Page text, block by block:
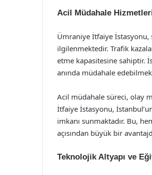
Acil Müdahale
Ümraniye İtfaiye İstasyonu,
ilgilenmektedir. Trafik
etme kapasitesine sahiptir.
anında müdahale
Acil müdahale süreci, olay
İtfaiye İstasyonu,
imkanı sunmaktadır. Bu,
açısından büyük bir
Teknolojik Altyapı ve